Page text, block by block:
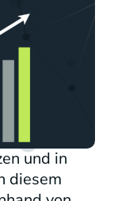
und in
diesem